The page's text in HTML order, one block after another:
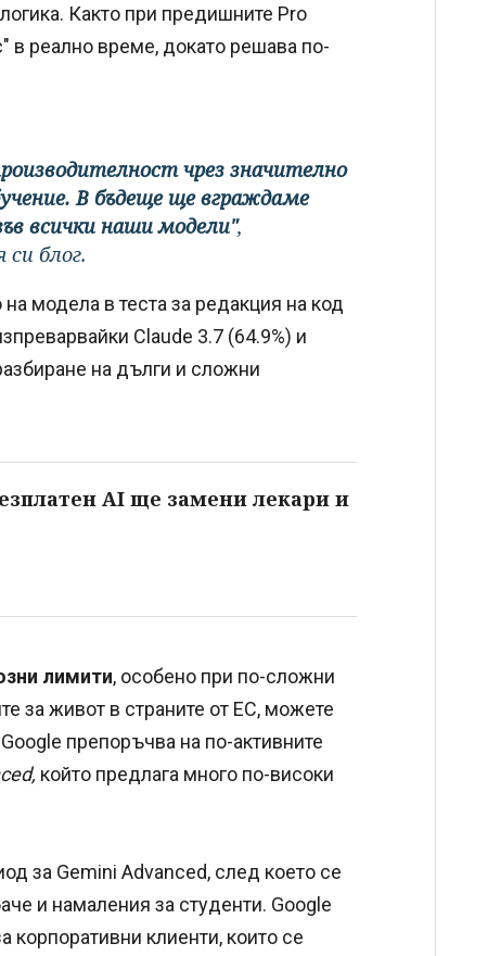
Както при предишните Pro
в реално време, докато решава по-
чрез значително
В бъдеще ще вграждаме
всички наши модели",
блог.
модела в теста за редакция на код
Claude 3.7 (64.9%) и
на дълги и сложни
AI ще замени лекари и
лимити, особено при по-сложни
за живот в страните от ЕС, можете
препоръчва на по-активните
който предлага много по-високи
за Gemini Advanced, след което се
и намаления за студенти. Google
корпоративни клиенти, които се